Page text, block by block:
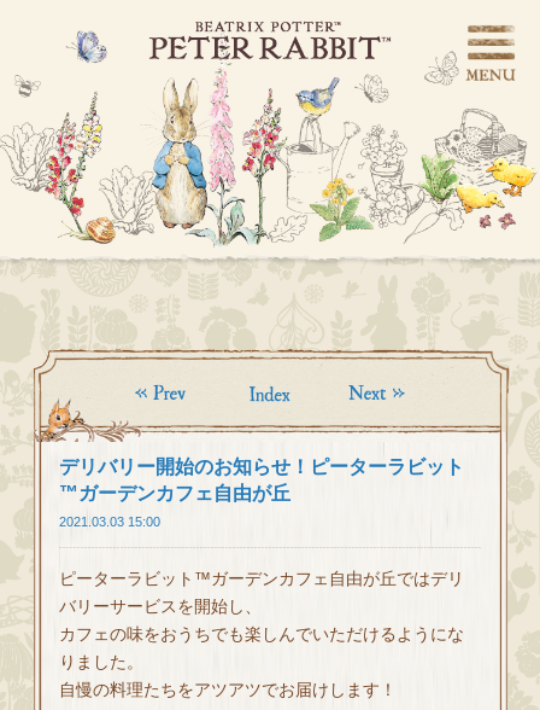
デリバリー開始のお知らせ！ピーターラビット
™ガーデンカフェ自由が丘
2021.03.03 15:00
ピーターラビット™ガーデンカフェ自由が丘ではデリ
バリーサービスを開始し、
カフェの味をおうちでも楽しんでいただけるようにな
りました。
自慢の料理たちをアツアツでお届けします！